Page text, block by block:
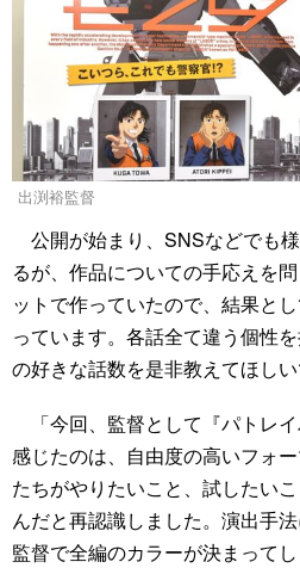
出渕裕監督
公開が始まり、SNSなどでも
るが、作品についての手応えを
ットで作っていたので、結果と
っています。各話全て違う個性
の好きな話数を是非教えてほしい
「今回、監督として『パトレ
感じたのは、自由度の高いフォ
たちがやりたいこと、試したい
んだと再認識しました。演出手
監督で全編のカラーが決まって